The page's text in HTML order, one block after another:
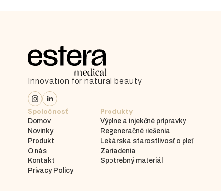
Innovation for natural beauty
Spoločnosť
Domov
Novinky
Produkt
O nás
Kontakt
Privacy Policy
Produkty
Výplne a injekčné prípravky
Regeneračné riešenia
Lekárska starostlivosť o pleť
Zariadenia
Spotrebný materiál